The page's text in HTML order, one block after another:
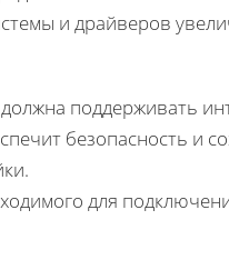
и драйверов
поддерживать
безопасность и
для